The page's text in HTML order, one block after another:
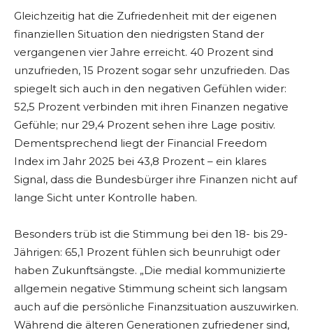
Gleichzeitig hat die Zufriedenheit mit der eigenen
finanziellen Situation den niedrigsten Stand der
vergangenen vier Jahre erreicht. 40 Prozent sind
unzufrieden, 15 Prozent sogar sehr unzufrieden. Das
spiegelt sich auch in den negativen Gefühlen wider:
52,5 Prozent verbinden mit ihren Finanzen negative
Gefühle; nur 29,4 Prozent sehen ihre Lage positiv.
Dementsprechend liegt der Financial Freedom
Index im Jahr 2025 bei 43,8 Prozent – ein klares
Signal, dass die Bundesbürger ihre Finanzen nicht auf
lange Sicht unter Kontrolle haben.
Besonders trüb ist die Stimmung bei den 18- bis 29-
Jährigen: 65,1 Prozent fühlen sich beunruhigt oder
haben Zukunftsängste. „Die medial kommunizierte
allgemein negative Stimmung scheint sich langsam
auch auf die persönliche Finanzsituation auszuwirken.
Während die älteren Generationen zufriedener sind,